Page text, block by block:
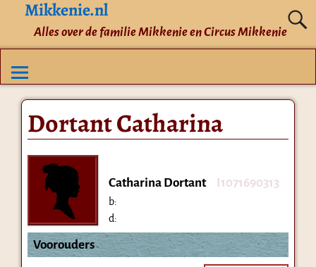
Mikkenie.nl
Alles over de familie Mikkenie en Circus Mikkenie
Dortant Catharina
Catharina Dortant I1071690313
b:
d:
Voorouders